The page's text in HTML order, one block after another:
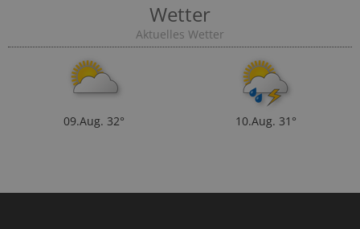
Wetter
Aktuelles Wetter
09.Aug. 32° 10.Aug. 31°